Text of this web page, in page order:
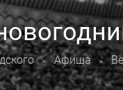
> Афиша >